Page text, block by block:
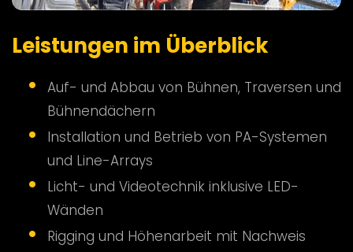
Leistungen im Überblick
Auf- und Abbau von Bühnen, Traversen und
Bühnendächern
Installation und Betrieb von PA-Systemen
und Line-Arrays
Licht- und Videotechnik inklusive LED-
Wänden
Rigging und Höhenarbeit mit Nachweis